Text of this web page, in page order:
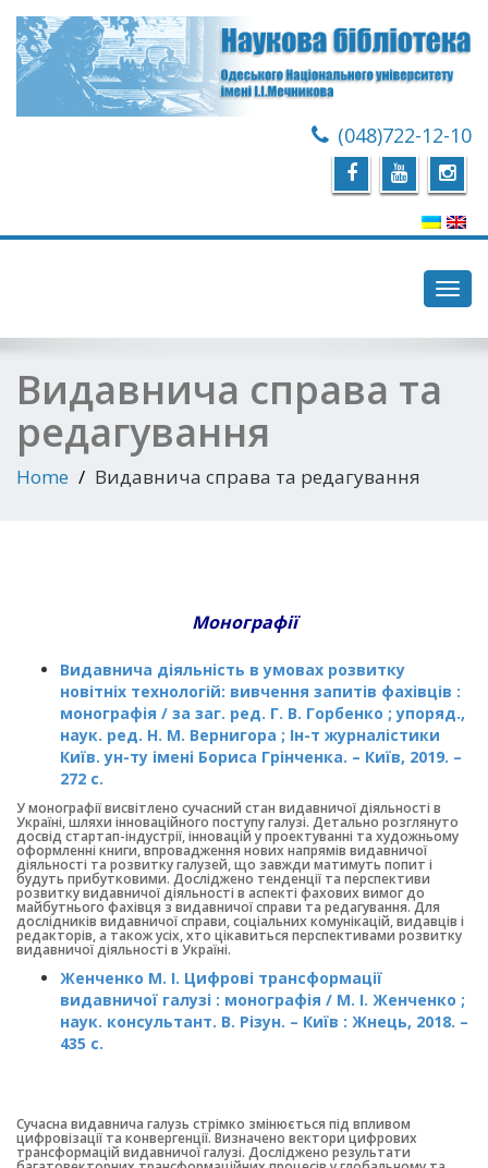
(048)722-12-10
Видавнича справа та
редагування
Home Видавнича справа та редагування
Монографії
Видавнича діяльність в умовах розвитку
новітніх технологій: вивчення запитів фахівців :
монографія / за заг. ред. Г. В. Горбенко ; упоряд.,
наук. ред. Н. М. Вернигора ; Ін-т журналістики
Київ. ун-ту імені Бориса Грінченка. – Київ, 2019. –
272 с.
У монографії висвітлено сучасний стан видавничої діяльності в
Україні, шляхи інноваційного поступу галузі. Детально розглянуто
досвід стартап-індустрії, інновацій у проектуванні та художньому
оформленні книги, впровадження нових напрямів видавничої
діяльності та розвитку галузей, що завжди матимуть попит і
будуть прибутковими. Досліджено тенденції та перспективи
розвитку видавничої діяльності в аспекті фахових вимог до
майбутнього фахівця з видавничої справи та редагування. Для
дослідників видавничої справи, соціальних комунікацій, видавців і
редакторів, а також усіх, хто цікавиться перспективами розвитку
видавничої діяльності в Україні.
Женченко М. І. Цифрові трансформації
видавничої галузі : монографія / М. І. Женченко ;
наук. консультант. В. Різун. – Київ : Жнець, 2018. –
435 c.
Сучасна видавнича галузь стрімко змінюється під впливом
цифровізації та конвергенції. Визначено вектори цифрових
трансформацій видавничої галузі. Досліджено результати